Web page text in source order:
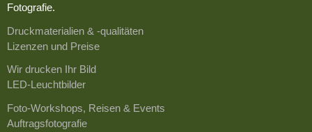
Fotografie.
Druckmaterialien & -qualitäten
Lizenzen und Preise
Wir drucken Ihr Bild
LED-Leuchtbilder
Foto-Workshops, Reisen & Events
Auftragsfotografie